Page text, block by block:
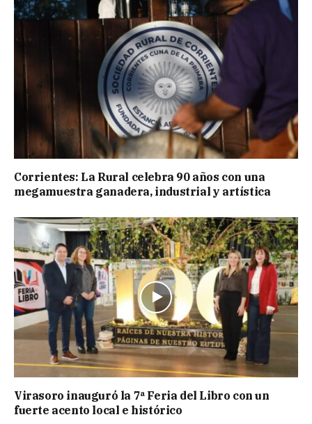
Corrientes: La Rural celebra 90 años con una
megamuestra ganadera, industrial y artística
Virasoro inauguró la 7ª Feria del Libro con un
fuerte acento local e histórico